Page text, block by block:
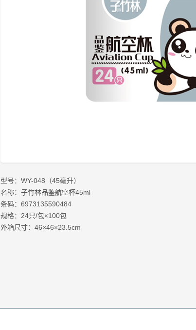
型号：WY-048（45毫升）
名称：子竹林品鉴航空杯45ml
条码：6973135590484
规格：24只/包×100包
外箱尺寸：46×46×23.5cm